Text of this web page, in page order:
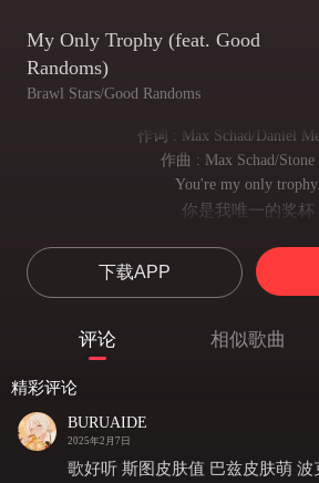
My Only Trophy (feat. Good
Randoms)
Brawl Stars/Good Randoms
作词 : Max Schad/Daniel
作曲 : Max Schad/
You're my only trophy.
你是我唯一的奖杯
我记得那些无法冲杯的时
Only healing lies and Gems all over the
治疗只有空放，宝石散落全
这一切已是过去，宝
They're right by my side and they
I'm getting you
下载APP
评论 相似歌曲
精彩评论
BURUAIDE
2025年2月7日
歌好听 斯图皮肤值 巴兹皮肤萌